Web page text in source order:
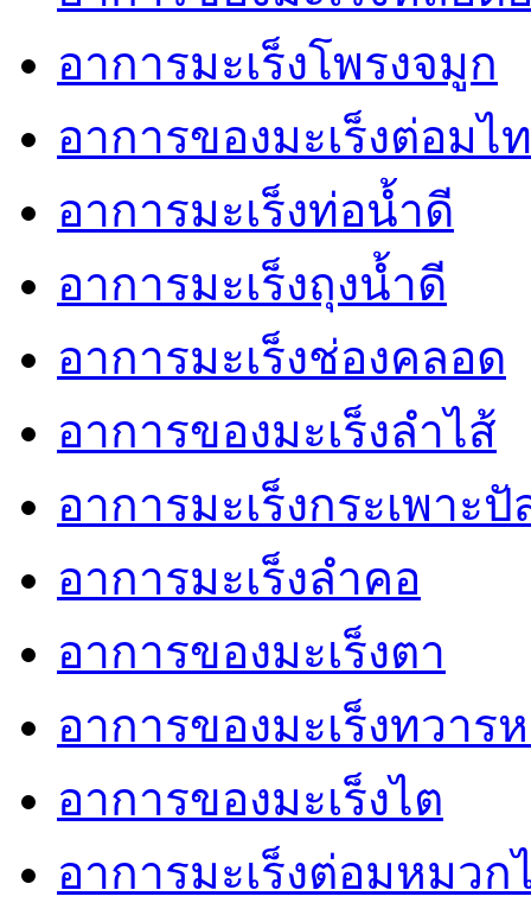
อาการมะเร็งโพรงจมูก
อาการของมะเร็งต่อมไ
อาการมะเร็งท่อน้ำดี
อาการมะเร็งถุงน้ำดี
อาการมะเร็งช่องคลอด
อาการของมะเร็งลำไส้
อาการมะเร็งกระเพาะ
อาการมะเร็งลำคอ
อาการของมะเร็งตา
อาการของมะเร็งทวาร
อาการของมะเร็งไต
อาการมะเร็งต่อมหมวก